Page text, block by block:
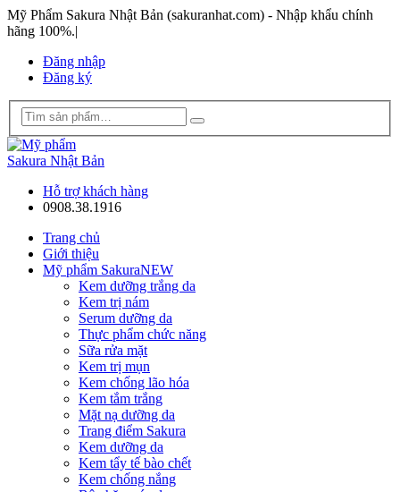
Mỹ Phẩm Sakura Nhật Bản (sakuranhat.com) - Nhập khẩu chính
hãng 100%.|
Đăng nhập
Đăng ký
Hỗ trợ khách hàng
0908.38.1916
Trang chủ
Giới thiệu
Mỹ phẩm SakuraNEW
Kem dưỡng trắng da
Kem trị nám
Serum dưỡng da
Thực phẩm chức năng
Sữa rửa mặt
Kem trị mụn
Kem chống lão hóa
Kem tắm trắng
Mặt nạ dưỡng da
Trang điểm Sakura
Kem dưỡng da
Kem tẩy tế bào chết
Kem chống nắng